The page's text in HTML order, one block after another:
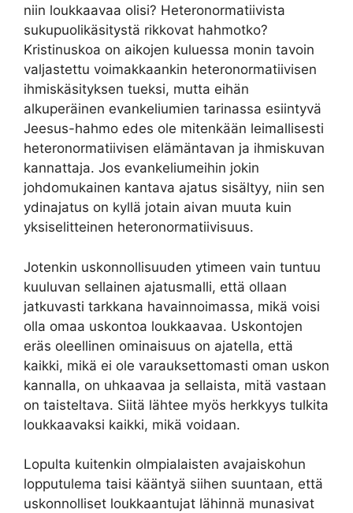
niin loukkaavaa olisi? Heteronormatiivista
sukupuolikäsitystä rikkovat hahmotko?
Kristinuskoa on aikojen kuluessa monin tavoin
valjastettu voimakkaankin heteronormatiivisen
ihmiskäsityksen tueksi, mutta eihän
alkuperäinen evankeliumien tarinassa esiintyvä
Jeesus-hahmo edes ole mitenkään leimallisesti
heteronormatiivisen elämäntavan ja ihmiskuvan
kannattaja. Jos evankeliumeihin jokin
johdomukainen kantava ajatus sisältyy, niin sen
ydinajatus on kyllä jotain aivan muuta kuin
yksiselitteinen heteronormatiivisuus.
Jotenkin uskonnollisuuden ytimeen vain tuntuu
kuuluvan sellainen ajatusmalli, että ollaan
jatkuvasti tarkkana havainnoimassa, mikä voisi
olla omaa uskontoa loukkaavaa. Uskontojen
eräs oleellinen ominaisuus on ajatella, että
kaikki, mikä ei ole varauksettomasti oman uskon
kannalla, on uhkaavaa ja sellaista, mitä vastaan
on taisteltava. Siitä lähtee myös herkkyys tulkita
loukkaavaksi kaikki, mikä voidaan.
Lopulta kuitenkin olmpialaisten avajaiskohun
lopputulema taisi kääntyä siihen suuntaan, että
uskonnolliset loukkaantujat lähinnä munasivat